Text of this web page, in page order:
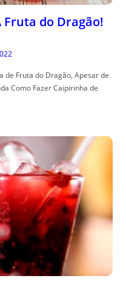
do Dragão!
de Fruta do Dragão, Apesar de
Como Fazer Caipirinha de